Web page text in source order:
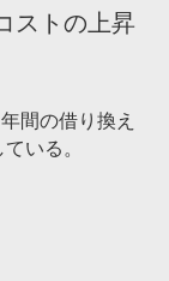
ストの上昇
間の借り換え
いる。